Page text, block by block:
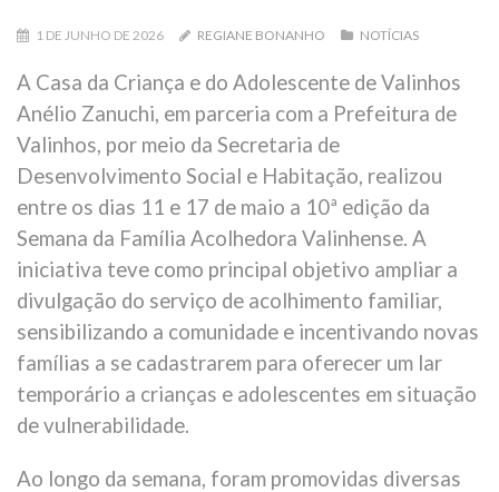
1 DE JUNHO DE 2026 REGIANE BONANHO NOTÍCIAS
A Casa da Criança e do Adolescente de Valinhos
Anélio Zanuchi, em parceria com a Prefeitura de
Valinhos, por meio da Secretaria de
Desenvolvimento Social e Habitação, realizou
entre os dias 11 e 17 de maio a 10ª edição da
Semana da Família Acolhedora Valinhense. A
iniciativa teve como principal objetivo ampliar a
divulgação do serviço de acolhimento familiar,
sensibilizando a comunidade e incentivando novas
famílias a se cadastrarem para oferecer um lar
temporário a crianças e adolescentes em situação
de vulnerabilidade.
Ao longo da semana, foram promovidas diversas